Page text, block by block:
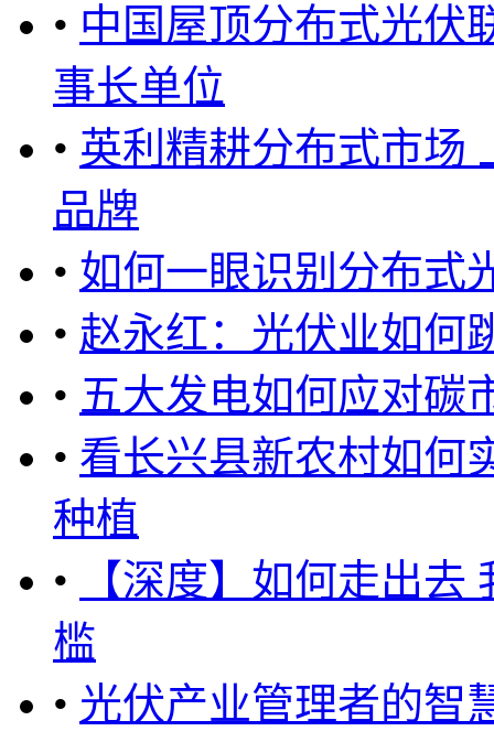
• 中国屋顶分布式光伏
事长单位
• 英利精耕分布式市场
品牌
• 如何一眼识别分布式
• 赵永红：光伏业如何
• 五大发电如何应对碳
• 看长兴县新农村如何
种植
•
【深度】如何走出
槛
• 光伏产业管理者的智